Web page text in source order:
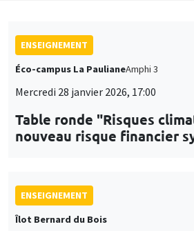
ENSEIGNEMENT
Éco-campus La PaulianeAmphi 3
Mercredi 28 janvier 2026, 17:00
Table ronde "Risques
nouveau risque financier
ENSEIGNEMENT
Îlot Bernard du Bois